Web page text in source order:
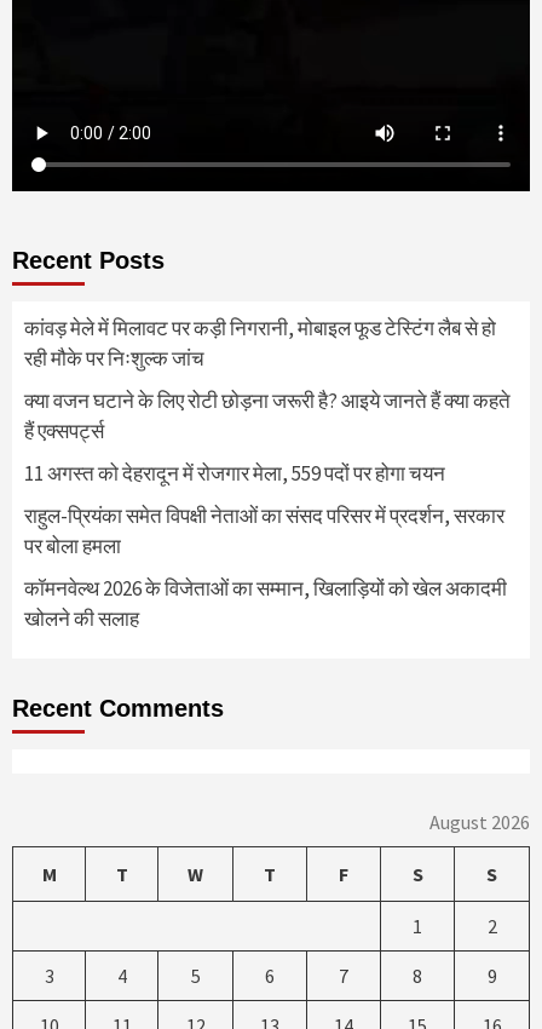
Recent Posts
कांवड़ मेले में मिलावट पर कड़ी निगरानी, मोबाइल फूड टेस्टिंग लैब से हो
रही मौके पर निःशुल्क जांच
क्या वजन घटाने के लिए रोटी छोड़ना जरूरी है? आइये जानते हैं क्या कहते
हैं एक्सपर्ट्स
11 अगस्त को देहरादून में रोजगार मेला, 559 पदों पर होगा चयन
राहुल-प्रियंका समेत विपक्षी नेताओं का संसद परिसर में प्रदर्शन, सरकार
पर बोला हमला
कॉमनवेल्थ 2026 के विजेताओं का सम्मान, खिलाड़ियों को खेल अकादमी
खोलने की सलाह
Recent Comments
August 2026
M T W T F S S
1 2
3 4 5 6 7 8 9